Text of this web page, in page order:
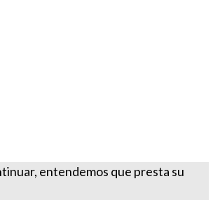
entendemos que presta su